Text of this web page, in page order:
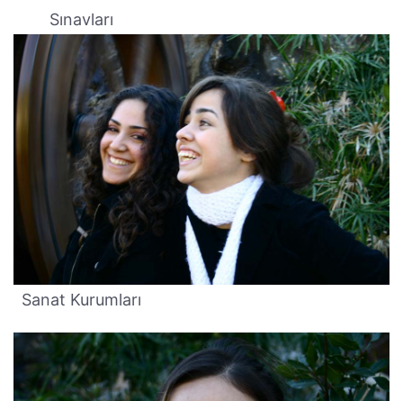
Sınavları
Sanat Kurumları